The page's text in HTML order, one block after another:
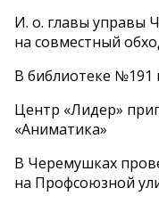
И. о. главы управы
на совместный
В библиотеке №191
Центр «Лидер»
«Аниматика»
В Черемушках
на Профсоюзной